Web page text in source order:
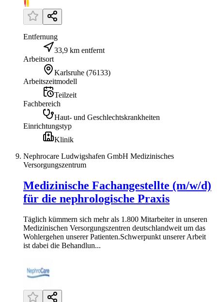
Entfernung
33,9 km entfernt
Arbeitsort
Karlsruhe (76133)
Arbeitszeitmodell
Teilzeit
Fachbereich
Haut- und Geschlechtskrankheiten
Einrichtungstyp
Klinik
Nephrocare Ludwigshafen GmbH Medizinisches
Versorgungszentrum
Medizinische Fachangestellte (m/w/d)
für die nephrologische Praxis
Täglich kümmern sich mehr als 1.800 Mitarbeiter in unseren
Medi­zinischen Ver­sorgungs­zentren deutsch­landweit um das
Wohl­ergehen unserer Patienten.Schwerpunkt unserer Arbeit
ist dabei die Behandlun...